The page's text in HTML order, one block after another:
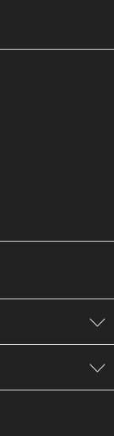
compte client à la